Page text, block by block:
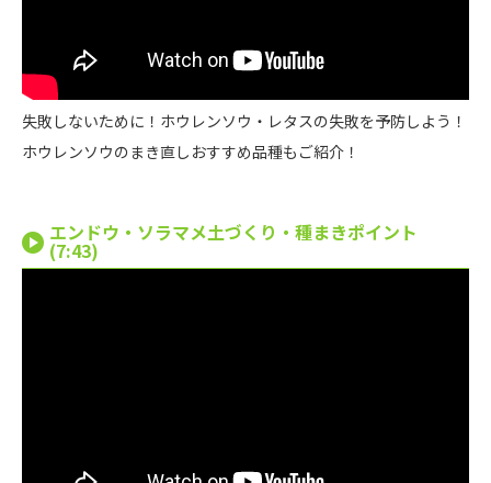
失敗しないために！ホウレンソウ・レタスの失敗を予防しよう！
ホウレンソウのまき直しおすすめ品種もご紹介！
エンドウ・ソラマメ土づくり・種まきポイント
(7:43)